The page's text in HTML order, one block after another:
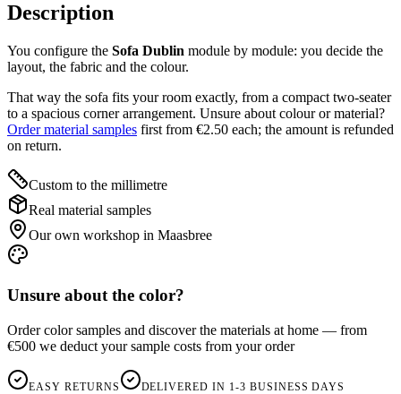
Description
You configure the Sofa Dublin module by module: you decide the
layout, the fabric and the colour.
That way the sofa fits your room exactly, from a compact two-seater
to a spacious corner arrangement. Unsure about colour or material?
Order material samples first from €2.50 each; the amount is refunded
on return.
Custom to the millimetre
Real material samples
Our own workshop in Maasbree
Unsure about the color?
Order color samples and discover the materials at home — from
€500 we deduct your sample costs from your order
EASY RETURNS DELIVERED IN 1-3 BUSINESS DAYS